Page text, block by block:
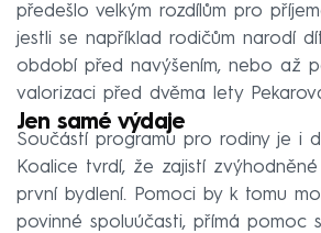
předešlo velkým rozdílům pro
jestli se například rodičům narodí
období před navýšením, nebo až
valorizaci před dvěma lety
Jen samé výdaje
Součástí programu pro rodiny je i
Koalice tvrdí, že zajistí
první bydlení. Pomoci by k tomu
povinné spoluúčasti, přímá pomoc